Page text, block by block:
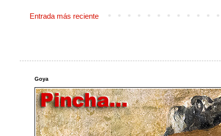
Entrada más reciente
Goya